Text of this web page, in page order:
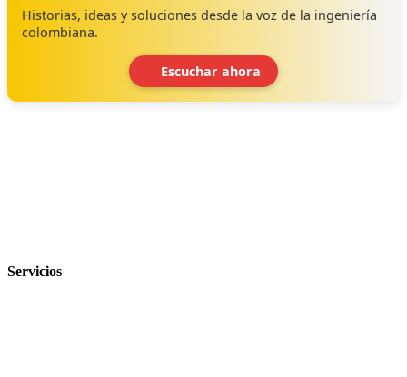
Historias, ideas y soluciones desde la voz de la ingeniería
colombiana.
Escuchar ahora
Servicios